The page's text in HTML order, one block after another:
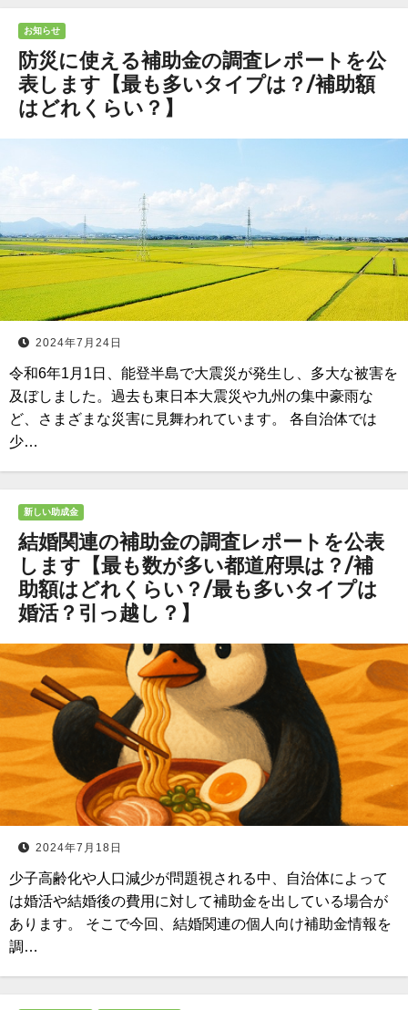
お知らせ
防災に使える補助金の調査レポートを公
表します【最も多いタイプは？/補助額
はどれくらい？】
2024年7月24日
令和6年1月1日、能登半島で大震災が発生し、多大な被害を
及ぼしました。過去も東日本大震災や九州の集中豪雨な
ど、さまざまな災害に見舞われています。 各自治体では
少…
新しい助成金
結婚関連の補助金の調査レポートを公表
します【最も数が多い都道府県は？/補
助額はどれくらい？/最も多いタイプは
婚活？引っ越し？】
2024年7月18日
少子高齢化や人口減少が問題視される中、自治体によって
は婚活や結婚後の費用に対して補助金を出している場合が
あります。 そこで今回、結婚関連の個人向け補助金情報を
調…